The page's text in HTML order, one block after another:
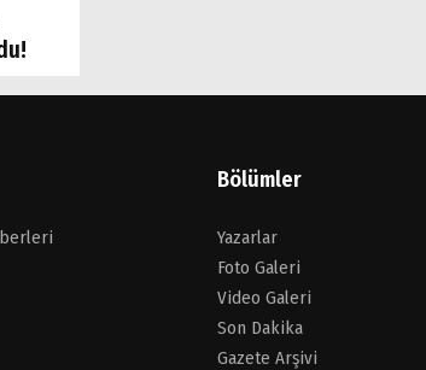
Bölümler
Yazarlar
Foto Galeri
Video Galeri
Son Dakika
Gazete Arşivi